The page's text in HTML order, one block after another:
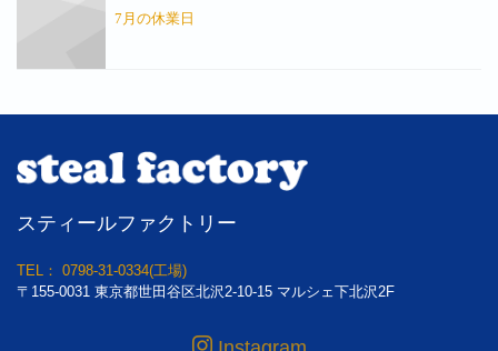
7月の休業日
スティールファクトリー
TEL： 0798-31-0334(工場)
〒155-0031 東京都世田谷区北沢2-10-15 マルシェ下北沢2F